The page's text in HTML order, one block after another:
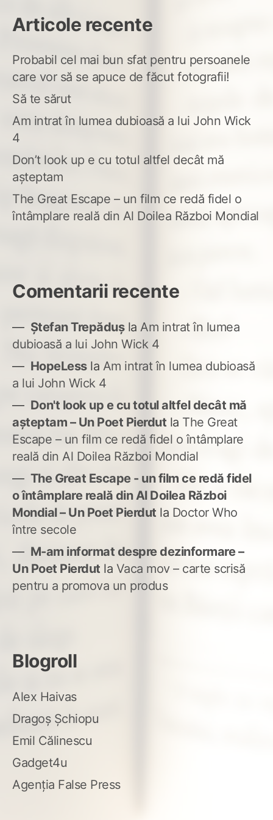
Articole recente
Probabil cel mai bun sfat pentru persoanele
care vor să se apuce de făcut fotografii!
Să te sărut
Am intrat în lumea dubioasă a lui John Wick
4
Don’t look up e cu totul altfel decât mă
așteptam
The Great Escape – un film ce redă fidel o
întâmplare reală din Al Doilea Război Mondial
Comentarii recente
Ștefan Trepădușla Am intrat în lumea
dubioasă a lui John Wick 4
HopeLessla Am intrat în lumea dubioasă
a lui John Wick 4
Don't look up e cu totul altfel decât mă
așteptam – Un Poet Pierdut la The Great
Escape – un film ce redă fidel o întâmplare
reală din Al Doilea Război Mondial
The Great Escape - un film ce redă fidel
o întâmplare reală din Al Doilea Război
Mondial – Un Poet Pierdut la Doctor Who
între secole
M-am informat despre dezinformare –
Un Poet Pierdut la Vaca mov – carte scrisă
pentru a promova un produs
Blogroll
Alex Haivas
Dragoș Șchiopu
Emil Călinescu
Gadget4u
Agenția False Press